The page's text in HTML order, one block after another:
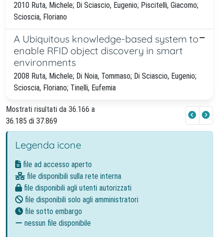
2010 Ruta, Michele; Di Sciascio, Eugenio; Piscitelli, Giacomo;
Scioscia, Floriano
A Ubiquitous knowledge-based system to
enable RFID object discovery in smart
environments
2008 Ruta, Michele; Di Noia, Tommaso; Di Sciascio, Eugenio;
Scioscia, Floriano; Tinelli, Eufemia
Mostrati risultati da 36.166 a
36.185 di 37.869
Legenda icone
file ad accesso aperto
file disponibili sulla rete interna
file disponibili agli utenti autorizzati
file disponibili solo agli amministratori
file sotto embargo
nessun file disponibile